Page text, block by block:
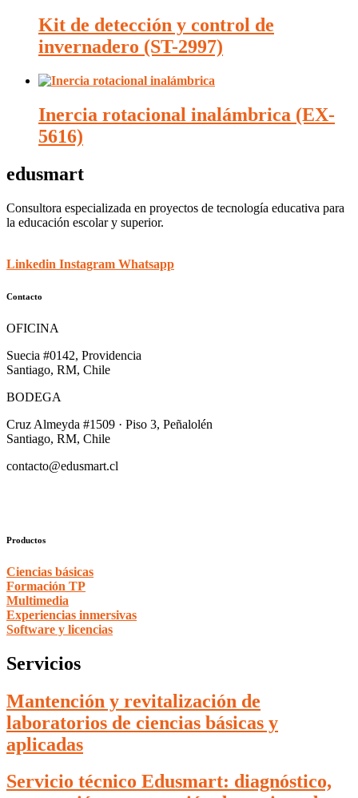
Kit de detección y control de
invernadero (ST-2997)
Inercia rotacional inalámbrica (EX-
5616)
edusmart
Consultora especializada en proyectos de tecnología educativa para
la educación escolar y superior.
Linkedin Instagram Whatsapp
Contacto
OFICINA
Suecia #0142, Providencia
Santiago, RM, Chile
BODEGA
Cruz Almeyda #1509 · Piso 3, Peñalolén
Santiago, RM, Chile
contacto@edusmart.cl
Productos
Ciencias básicas
Formación TP
Multimedia
Experiencias inmersivas
Software y licencias
Servicios
Mantención y revitalización de
laboratorios de ciencias básicas y
aplicadas
Servicio técnico Edusmart: diagnóstico,